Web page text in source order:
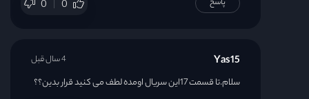
0 0 پاسخ
Yas15
سلام.تا قسمت 17این سریال اومده لطف می کنید قرار بدین؟؟
4 سال قبل